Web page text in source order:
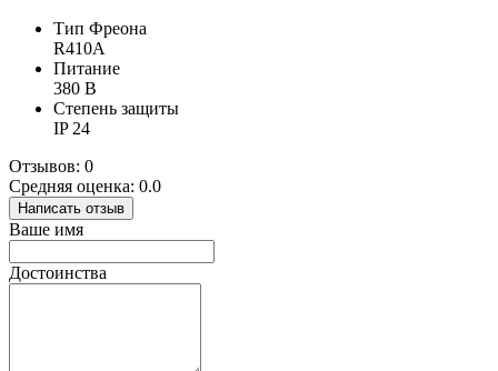
Тип Фреона
R410A
Питание
380 B
Степень защиты
IP 24
Отзывов: 0
Средняя оценка: 0.0
Написать отзыв
Ваше имя
Достоинства